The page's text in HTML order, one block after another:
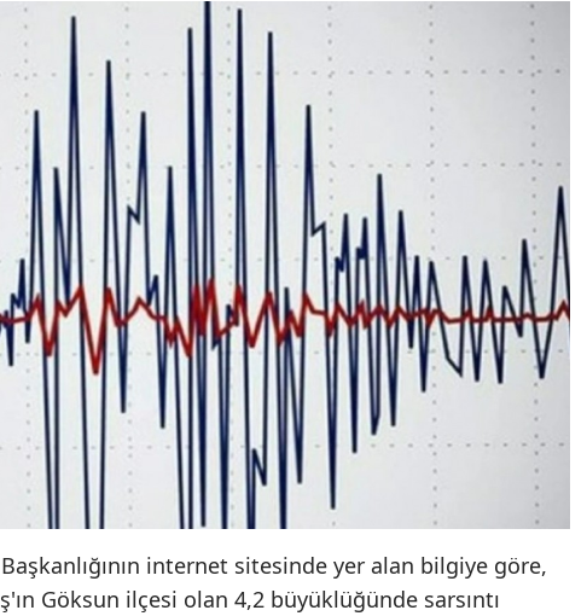
internet sitesinde yer alan bilgiye göre,
Göksun ilçesi olan 4,2 büyüklüğünde sarsıntı